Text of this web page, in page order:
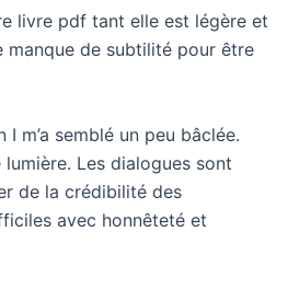
livre pdf tant elle est légère et
manque de subtilité pour être
m’a semblé un peu bâclée.
Les dialogues sont
de la crédibilité des
avec honnêteté et